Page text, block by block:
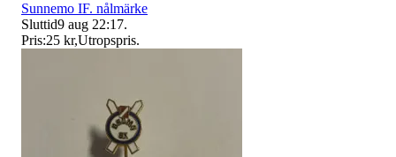
Sunnemo IF. nålmärke
Sluttid9 aug 22:17.
Pris:25 kr,Utropspris.